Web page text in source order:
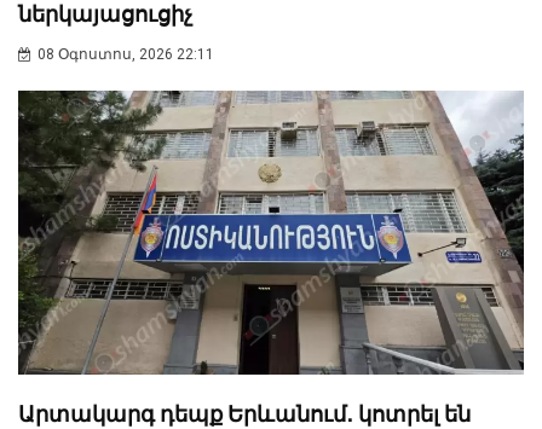
ներկայացուցիչ
08 Օգոստոս, 2026 22:11
Արտակարգ դեպք Երևանում․ կոտրել են